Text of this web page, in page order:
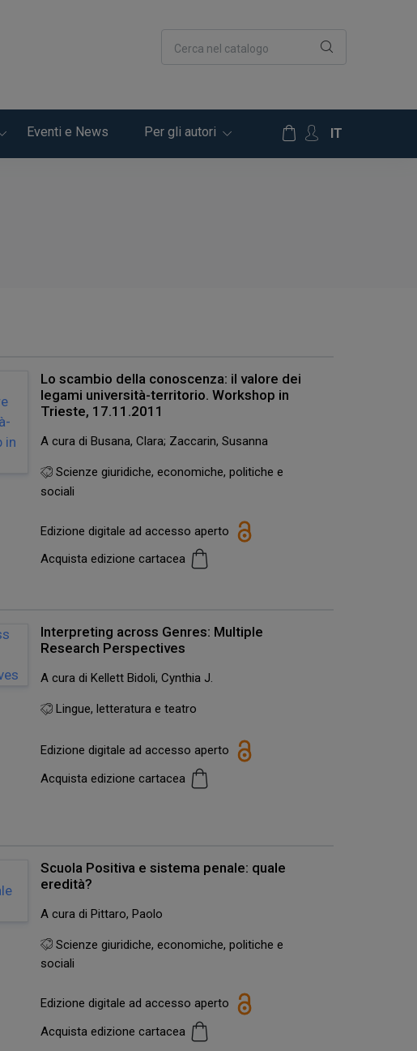
Cerca nel catalogo
Eventi e News Per gli autori IT
Lo scambio della conoscenza: il valore dei
legami università-territorio. Workshop in
Trieste, 17.11.2011
A cura di Busana, Clara; Zaccarin, Susanna
Scienze giuridiche, economiche, politiche e
sociali
Edizione digitale ad accesso aperto
Acquista edizione cartacea
Interpreting across Genres: Multiple
Research Perspectives
A cura di Kellett Bidoli, Cynthia J.
Lingue, letteratura e teatro
Edizione digitale ad accesso aperto
Acquista edizione cartacea
Scuola Positiva e sistema penale: quale
eredità?
A cura di Pittaro, Paolo
Scienze giuridiche, economiche, politiche e
sociali
Edizione digitale ad accesso aperto
Acquista edizione cartacea